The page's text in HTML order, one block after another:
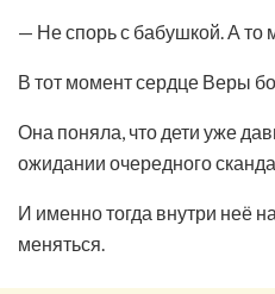
— Не спорь с бабушкой. А то
В тот момент сердце Веры
Она поняла, что дети уже
ожидании очередного
И именно тогда внутри неё
меняться.